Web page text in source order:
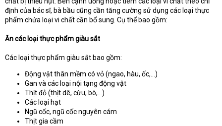
định của bác sĩ, bà bầu cũng cần tăng cường sử dụng các loại thực
phẩm chứa loại vi chất cần bổ sung. Cụ thể bao gồm:
Ăn các loại thực phẩm giàu sắt
Các loại thực phẩm giàu sắt bao gồm:
Động vật thân mềm có vỏ (ngao, hàu, ốc,…)
Gan và các loại nội tạng động vật
Thịt đỏ (thịt dê, cừu, bò,…)
Các loại hạt
Ngũ cốc, ngũ cốc nguyên cám
Thịt gia cầm